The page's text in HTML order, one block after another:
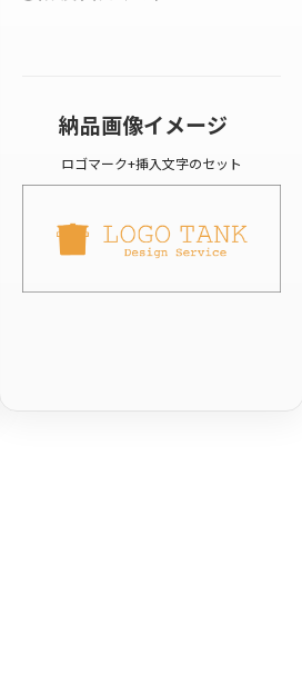
納品画像イメージ
ロゴマーク+挿入文字のセット